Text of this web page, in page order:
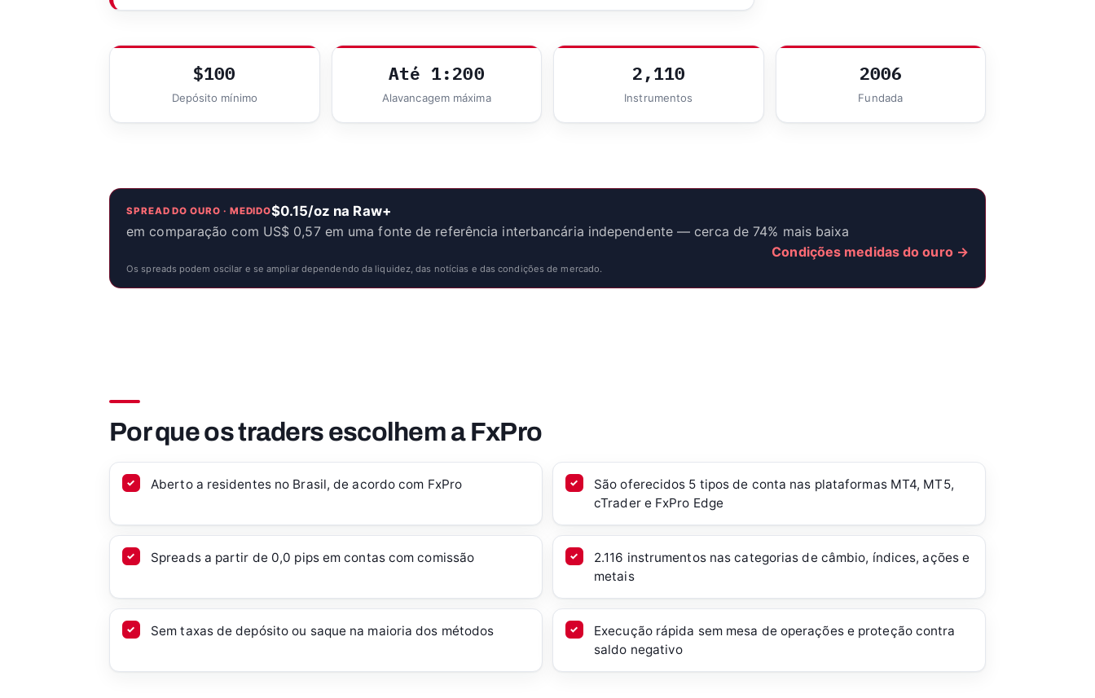
$100
Depósito mínimo
Até 1:200
Alavancagem máxima
2,110
Instrumentos
2006
Fundada
SPREAD DO OURO · MEDIDO$0.15/oz na Raw+
em comparação com US$ 0,57 em uma fonte de referência interbancária independente — cerca de 74% mais baixa
Condições medidas do ouro →
Os spreads podem oscilar e se ampliar dependendo da liquidez, das notícias e das condições de mercado.
Por que os traders escolhem a FxPro
Aberto a residentes no Brasil, de acordo com FxPro
São oferecidos 5 tipos de conta nas plataformas MT4, MT5,
cTrader e FxPro Edge
Spreads a partir de 0,0 pips em contas com comissão
2.116 instrumentos nas categorias de câmbio, índices, ações e
metais
Sem taxas de depósito ou saque na maioria dos métodos
Execução rápida sem mesa de operações e proteção contra
saldo negativo